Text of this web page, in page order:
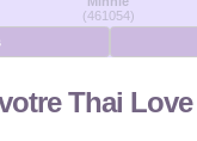
(461054)
Thai